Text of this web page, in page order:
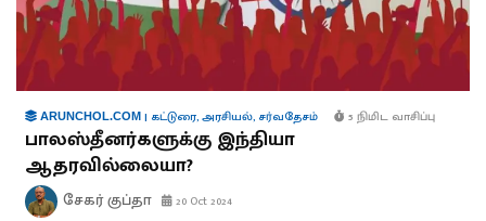
ARUNCHOL.COM | கட்டுரை,அரசியல், சர்வதேசம் 5 நிமிட வாசிப்பு
பாலஸ்தீனர்களுக்கு இந்தியா
ஆதரவில்லையா?
சேகர் குப்தா 20 Oct 2024